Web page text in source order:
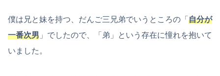
僕は兄と妹を持つ、だんご三兄弟でいうところの「 自分が
一番次男 」でしたので、「弟」という存在に憧れを抱いて
いました。